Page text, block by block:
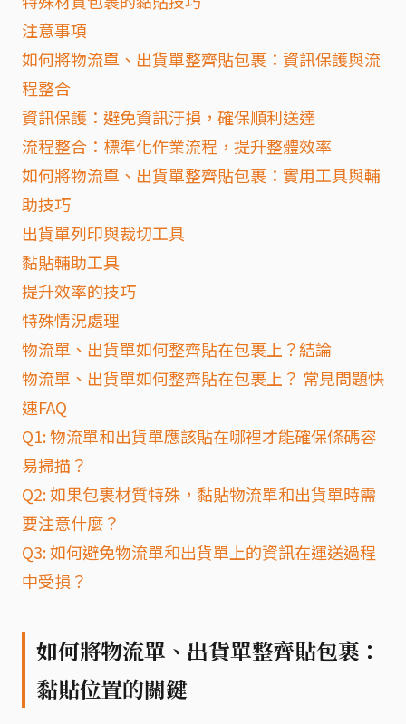
注意事項
如何將物流單、出貨單整齊貼包裹：資訊保護與流
程整合
資訊保護：避免資訊汙損，確保順利送達
流程整合：標準化作業流程，提升整體效率
如何將物流單、出貨單整齊貼包裹：實用工具與輔
助技巧
出貨單列印與裁切工具
黏貼輔助工具
提升效率的技巧
特殊情況處理
物流單、出貨單如何整齊貼在包裹上？結論
物流單、出貨單如何整齊貼在包裹上？ 常見問題快
速FAQ
Q1: 物流單和出貨單應該貼在哪裡才能確保條碼容
易掃描？
Q2: 如果包裹材質特殊，黏貼物流單和出貨單時需
要注意什麼？
Q3: 如何避免物流單和出貨單上的資訊在運送過程
中受損？
如何將物流單、出貨單整齊貼包裹：
黏貼位置的關鍵